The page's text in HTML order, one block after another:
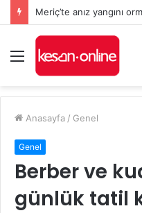
Menü
Anasayfa / Genel
Genel
Berber ve
günlük tatil